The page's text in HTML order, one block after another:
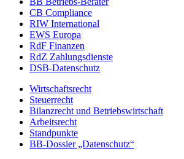
CB Compliance
RIW International
EWS Europa
RdF Finanzen
RdZ Zahlungsdienste
DSB-Datenschutz
Wirtschaftsrecht
Steuerrecht
Bilanzrecht und Betriebswirtschaft
Arbeitsrecht
Standpunkte
BB-Dossier „Datenschutz“